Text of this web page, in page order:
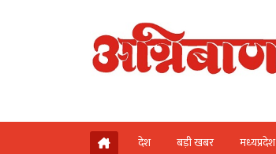
देश बड़ी खबर मध्‍यप्रदेश